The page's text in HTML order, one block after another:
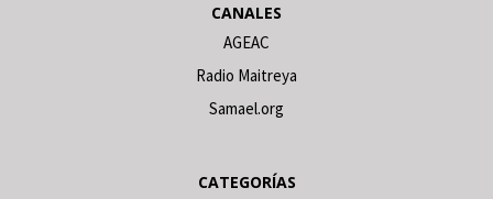
CANALES
AGEAC
Radio Maitreya
Samael.org
CATEGORÍAS